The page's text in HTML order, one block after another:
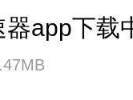
器app下载